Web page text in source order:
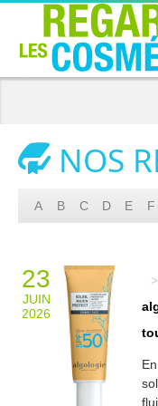
NOS
A B C D E F
23
JUIN
2026